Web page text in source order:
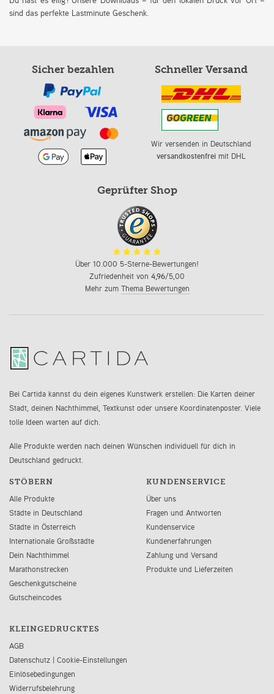
sind das perfekte Lastminute Geschenk.
Sicher bezahlen Schneller Versand
Wir versenden in Deutschland
versandkostenfreimit DHL
Geprüfter Shop
Über 10.000 5-Sterne-Bewertungen!
Zufriedenheit von 4,96/5,00
Mehr zum Thema Bewertungen
Bei Cartida kannst du dein eigenes Kunstwerk erstellen: Die Karten deiner
Stadt, deinen Nachthimmel, Textkunst oder unsere Koordinatenposter. Viele
tolle Ideen warten auf dich.
Alle Produkte werden nach deinen Wünschen individuell für dich in
Deutschland gedruckt.
STÖBERN
Alle Produkte
Städte in Deutschland
Städte in Österreich
Internationale Großstädte
Dein Nachthimmel
Marathonstrecken
Geschenkgutscheine
Gutscheincodes
KUNDENSERVICE
Über uns
Fragen und Antworten
Kundenservice
Kundenerfahrungen
Zahlung und Versand
Produkte und Lieferzeiten
KLEINGEDRUCKTES
AGB
Datenschutz | Cookie-Einstellungen
Einlösebedingungen
Widerrufsbelehrung